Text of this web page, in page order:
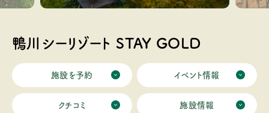
鴨川シーリゾート STAY GOLD
施設を予約 イベント情報
クチコミ 施設情報